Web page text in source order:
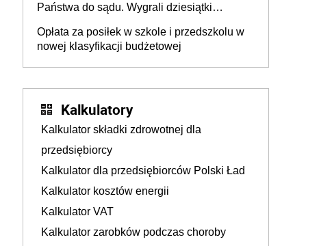
Państwa do sądu. Wygrali dziesiątki
Opłata za posiłek w szkole i przedszkolu w
nowej klasyfikacji budżetowej
Kalkulatory
Kalkulator składki zdrowotnej dla
przedsiębiorcy
Kalkulator dla przedsiębiorców Polski Ład
Kalkulator kosztów energii
Kalkulator VAT
Kalkulator zarobków podczas choroby